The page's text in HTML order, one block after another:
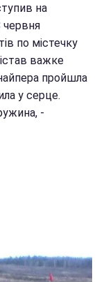
на
червня
по містечку
важке
пройшла
у серце.
-